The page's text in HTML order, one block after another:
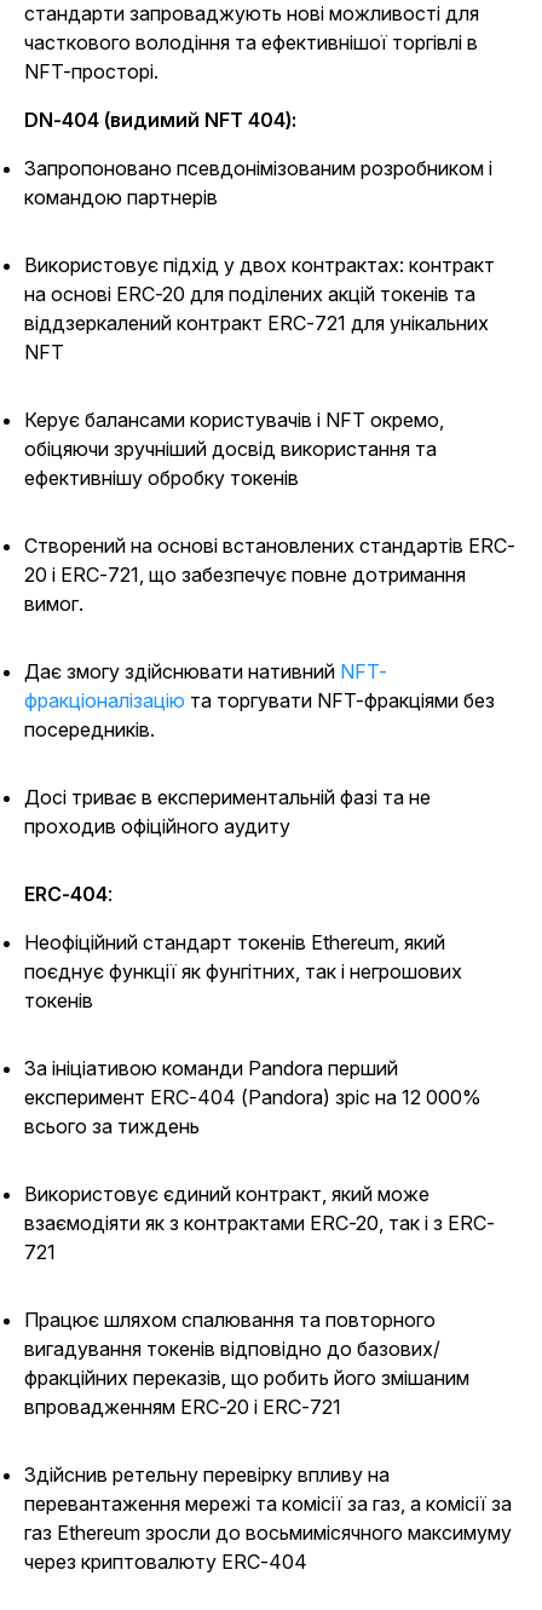
стандарти запроваджують нові можливості для
часткового володіння та ефективнішої торгівлі в
NFT-просторі.
DN-404 (видимий NFT 404):
Запропоновано псевдонімізованим розробником і
командою партнерів
Використовує підхід у двох контрактах: контракт
на основі ERC-20 для поділених акцій токенів та
віддзеркалений контракт ERC-721 для унікальних
NFT
Керує балансами користувачів і NFT окремо,
обіцяючи зручніший досвід використання та
ефективнішу обробку токенів
Створений на основі встановлених стандартів ERC-
20 і ERC-721, що забезпечує повне дотримання
вимог.
Дає змогу здійснювати нативний NFT-
фракціоналізацію та торгувати NFT-фракціями без
посередників.
Досі триває в експериментальній фазі та не
проходив офіційного аудиту
ERC-404:
Неофіційний стандарт токенів Ethereum, який
поєднує функції як фунгітних, так і негрошових
токенів
За ініціативою команди Pandora перший
експеримент ERC-404 (Pandora) зріс на 12 000%
всього за тиждень
Використовує єдиний контракт, який може
взаємодіяти як з контрактами ERC-20, так і з ERC-
721
Працює шляхом спалювання та повторного
вигадування токенів відповідно до базових/
фракційних переказів, що робить його змішаним
впровадженням ERC-20 і ERC-721
Здійснив ретельну перевірку впливу на
перевантаження мережі та комісії за газ, а комісії за
газ Ethereum зросли до восьмимісячного максимуму
через криптовалюту ERC-404